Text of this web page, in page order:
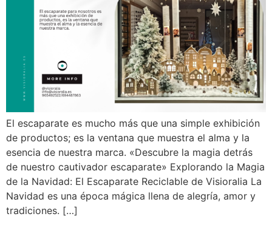
El escaparate es mucho más que una simple exhibición
de productos; es la ventana que muestra el alma y la
esencia de nuestra marca. «Descubre la magia detrás
de nuestro cautivador escaparate» Explorando la Magia
de la Navidad: El Escaparate Reciclable de Visioralia La
Navidad es una época mágica llena de alegría, amor y
tradiciones. […]